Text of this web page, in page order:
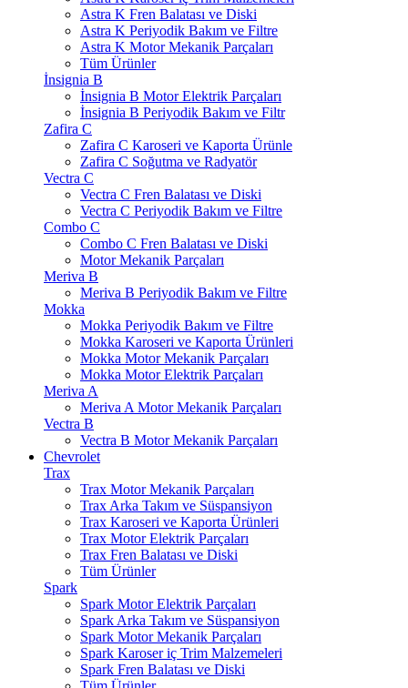
Astra K Fren Balatası ve Diski
Astra K Periyodik Bakım ve Filtre
Astra K Motor Mekanik Parçaları
Tüm Ürünler
İnsignia B
İnsignia B Motor Elektrik Parçaları
İnsignia B Periyodik Bakım ve Filtr
Zafira C
Zafira C Karoseri ve Kaporta Ürünle
Zafira C Soğutma ve Radyatör
Vectra C
Vectra C Fren Balatası ve Diski
Vectra C Periyodik Bakım ve Filtre
Combo C
Combo C Fren Balatası ve Diski
Motor Mekanik Parçaları
Meriva B
Meriva B Periyodik Bakım ve Filtre
Mokka
Mokka Periyodik Bakım ve Filtre
Mokka Karoseri ve Kaporta Ürünleri
Mokka Motor Mekanik Parçaları
Mokka Motor Elektrik Parçaları
Meriva A
Meriva A Motor Mekanik Parçaları
Vectra B
Vectra B Motor Mekanik Parçaları
Chevrolet
Trax
Trax Motor Mekanik Parçaları
Trax Arka Takım ve Süspansiyon
Trax Karoseri ve Kaporta Ürünleri
Trax Motor Elektrik Parçaları
Trax Fren Balatası ve Diski
Tüm Ürünler
Spark
Spark Motor Elektrik Parçaları
Spark Arka Takım ve Süspansiyon
Spark Motor Mekanik Parçaları
Spark Karoser iç Trim Malzemeleri
Spark Fren Balatası ve Diski